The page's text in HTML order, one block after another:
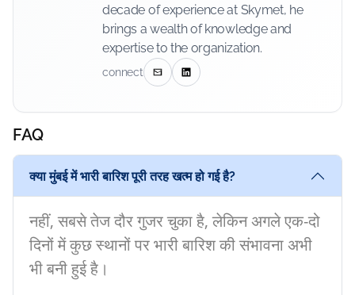
decade of experience at Skymet, he
brings a wealth of knowledge and
expertise to the organization.
connect
FAQ
क्या मुंबई में भारी बारिश पूरी तरह खत्म हो गई है?
नहीं, सबसे तेज दौर गुजर चुका है, लेकिन अगले एक-दो
दिनों में कुछ स्थानों पर भारी बारिश की संभावना अभी
भी बनी हुई है।